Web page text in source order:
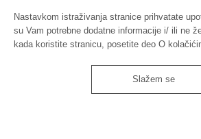
Nastavkom istraživanja stranice prihvatate
su Vam potrebne dodatne informacije i/ ili ne
kada koristite stranicu, posetite deo O
Slažem se
PIB: 100039204
Matični broj: